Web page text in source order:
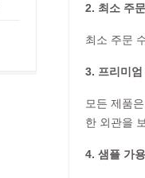
2. 최소 주
최소 주문
3. 프리미
모든 제품
한 외관을
4. 샘플 가